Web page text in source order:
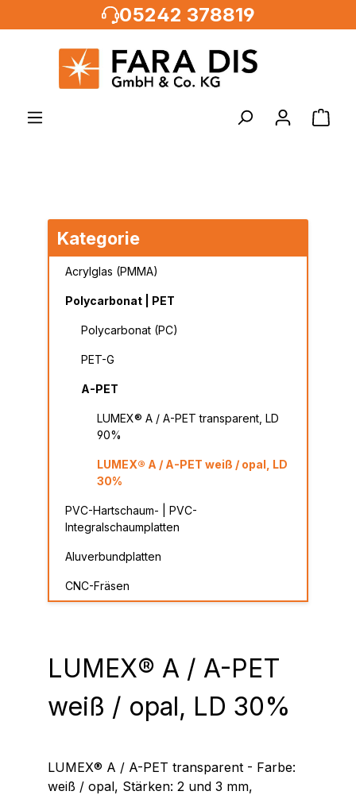
05242 378819
Kategorie
Acrylglas (PMMA)
Polycarbonat | PET
Polycarbonat (PC)
PET-G
A-PET
LUMEX® A / A-PET transparent, LD
90%
LUMEX® A / A-PET weiß / opal, LD
30%
PVC-Hartschaum- | PVC-
Integralschaumplatten
Aluverbundplatten
CNC-Fräsen
LUMEX® A / A-PET
weiß / opal, LD 30%
LUMEX® A / A-PET transparent - Farbe:
weiß / opal, Stärken: 2 und 3 mm,